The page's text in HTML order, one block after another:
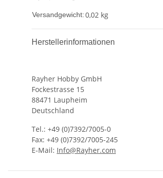
Versandgewicht:0,02 kg
Herstellerinformationen
Rayher Hobby GmbH
Fockestrasse 15
88471 Laupheim
Deutschland
Tel.: +49 (0)7392/7005-0
Fax: +49 (0)7392/7005-245
E-Mail: Info@Rayher.com